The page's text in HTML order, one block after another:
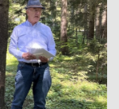
FOTO GALERİ
VİDEO GALERİ
KÜNYE